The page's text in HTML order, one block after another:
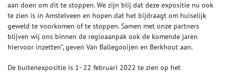
aan doen om dit te stoppen. We zijn blij dat deze expositie nu ook
te zien is in Amstelveen en hopen dat het bijdraagt om huiselijk
geweld te voorkomen of te stoppen. Samen met onze partners
blijven wij ons binnen de regioaanpak ook de komende jaren
hiervoor inzetten”, geven Van Ballegooijen en Berkhout aan.
De buitenexpositie is 1- 22 februari 2022 te zien op het